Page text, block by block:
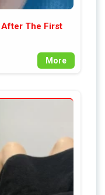
After The First
More